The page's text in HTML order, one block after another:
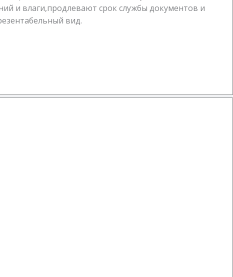
и влаги,продлевают срок службы документов и
вид.